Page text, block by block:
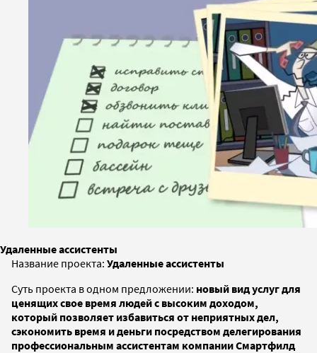
Удаленные ассистенты
Название проекта: Удаленные ассистенты
Суть проекта в одном предложении: новый вид услуг для
ценящих свое время людей с высоким доходом,
который позволяет избавиться от неприятных дел,
сэкономить время и деньги посредством делегирования
профессиональным ассистентам компании Смартфилд